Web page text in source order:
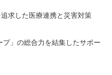
求した医療連携と災害対策
プ」の総合力を結集したサポー